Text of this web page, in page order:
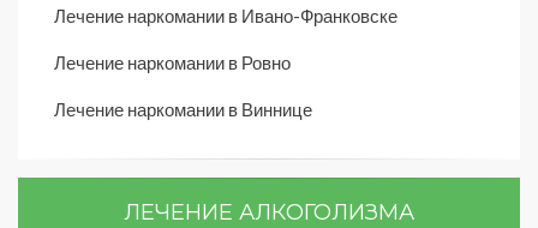
Лечение наркомании в Ивано-Франковске
Лечение наркомании в Ровно
Лечение наркомании в Виннице
ЛЕЧЕНИЕ АЛКОГОЛИЗМА